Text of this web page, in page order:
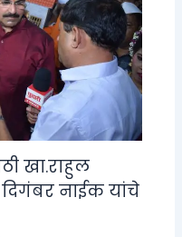
खा.राहुल
नाईक यांचे